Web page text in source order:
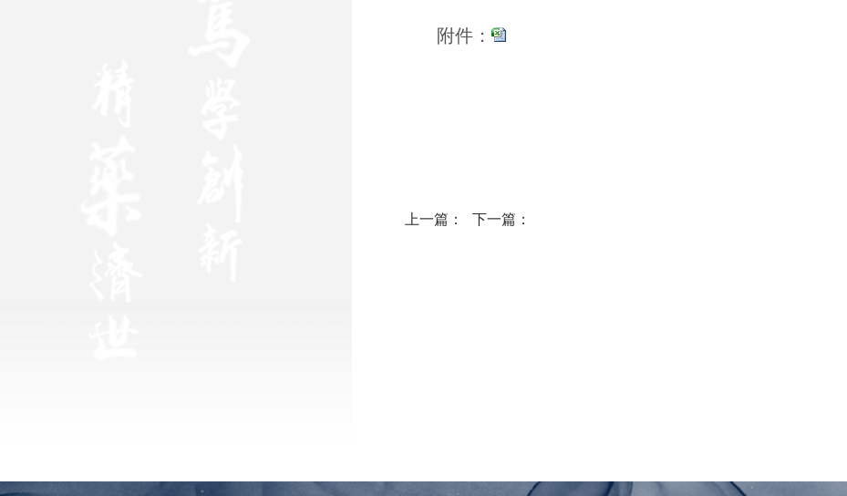
附件：
上一篇： 下一篇：